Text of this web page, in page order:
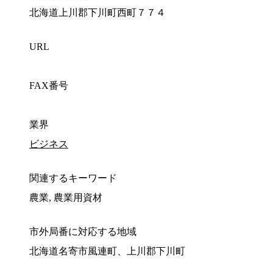
北海道上川郡下川町西町７７４
URL
FAX番号
業界
ビジネス
関連するキーワード
農業, 農業用資材
市外局番に対応する地域
北海道名寄市風連町、上川郡下川町